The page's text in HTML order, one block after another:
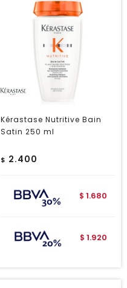
Kérastase Nutritive Bain
Satin 250 ml
$ 2.400
$ 1.680
$ 1.920